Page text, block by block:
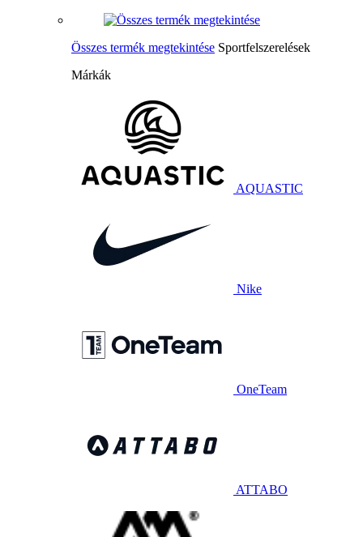
Összes termék megtekintése Sportfelszerelések
Márkák
AQUASTIC
Nike
OneTeam
ATTABO